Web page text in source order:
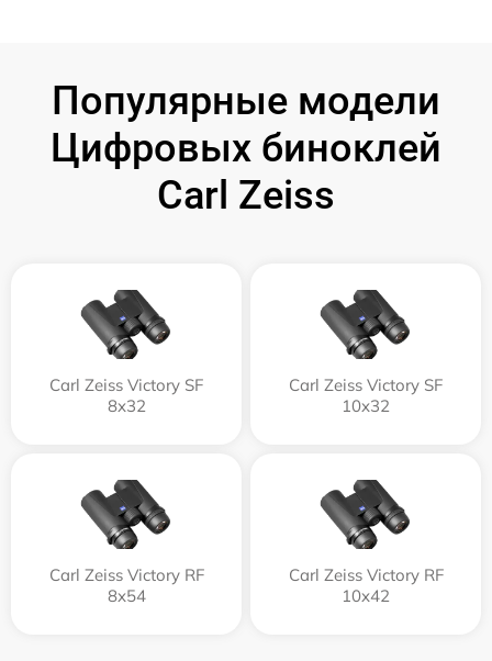
Популярные модели
Цифровых биноклей
Carl Zeiss
Carl Zeiss Victory SF
8x32
Carl Zeiss Victory SF
10x32
Carl Zeiss Victory RF
8x54
Carl Zeiss Victory RF
10x42